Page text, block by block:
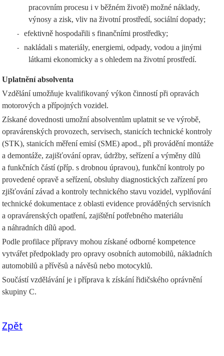
pracovním procesu i v běžném životě) možné náklady,
výnosy a zisk, vliv na životní prostředí, sociální dopady;
- efektivně hospodařili s finančními prostředky;
-
nakládali s materiály, energiemi, odpady, vodou a jinými
látkami ekonomicky a s ohledem na životní prostředí.
Uplatnění absolventa
Vzdělání umožňuje kvalifikovaný výkon činností při opravách
motorových a přípojných vozidel.
Získané dovednosti umožní absolventům uplatnit se ve výrobě,
opravárenských provozech, servisech, stanicích technické kontroly
(STK), stanicích měření emisí (SME) apod., při provádění montáže
a demontáže, zajišťování oprav, údržby, seřízení a výměny dílů
a funkčních částí (příp. s drobnou úpravou), funkční kontroly po
provedené opravě a seřízení, obsluhy diagnostických zařízení pro
zjišťování závad a kontroly technického stavu vozidel, vyplňování
technické dokumentace z oblasti evidence prováděných servisních
a opravárenských opatření, zajištění potřebného materiálu
a náhradních dílů apod.
Podle profilace přípravy mohou získané odborné kompetence
vytvářet předpoklady pro opravy osobních automobilů, nákladních
automobilů a přívěsů a návěsů nebo motocyklů.
Součástí vzdělávání je i příprava k získání řidičského oprávnění
skupiny C.
Zpět